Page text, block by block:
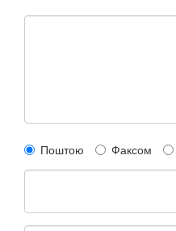
Поштою Факсом